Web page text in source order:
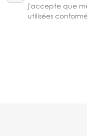
j'accepte que
utilisées